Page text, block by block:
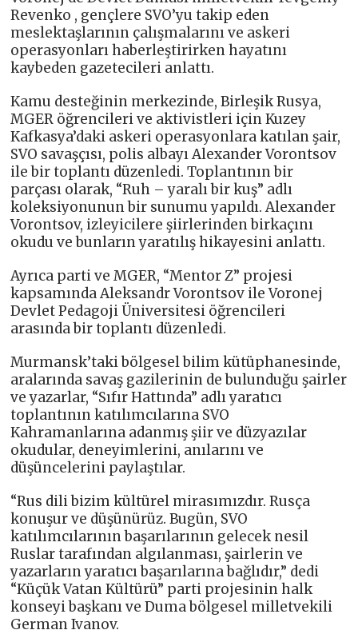
Revenko , gençlere SVO’yu takip eden
meslektaşlarının çalışmalarını ve askeri
operasyonları haberleştirirken hayatını
kaybeden gazetecileri anlattı.
Kamu desteğinin merkezinde, Birleşik Rusya,
MGER öğrencileri ve aktivistleri için Kuzey
Kafkasya’daki askeri operasyonlara katılan şair,
SVO savaşçısı, polis albayı Alexander Vorontsov
ile bir toplantı düzenledi. Toplantının bir
parçası olarak, “Ruh – yaralı bir kuş” adlı
koleksiyonunun bir sunumu yapıldı. Alexander
Vorontsov, izleyicilere şiirlerinden birkaçını
okudu ve bunların yaratılış hikayesini anlattı.
Ayrıca parti ve MGER, “Mentor Z” projesi
kapsamında Aleksandr Vorontsov ile Voronej
Devlet Pedagoji Üniversitesi öğrencileri
arasında bir toplantı düzenledi.
Murmansk’taki bölgesel bilim kütüphanesinde,
aralarında savaş gazilerinin de bulunduğu şairler
ve yazarlar, “Sıfır Hattında” adlı yaratıcı
toplantının katılımcılarına SVO
Kahramanlarına adanmış şiir ve düzyazılar
okudular, deneyimlerini, anılarını ve
düşüncelerini paylaştılar.
“Rus dili bizim kültürel mirasımızdır. Rusça
konuşur ve düşünürüz. Bugün, SVO
katılımcılarının başarılarının gelecek nesil
Ruslar tarafından algılanması, şairlerin ve
yazarların yaratıcı başarılarına bağlıdır,” dedi
“Küçük Vatan Kültürü” parti projesinin halk
konseyi başkanı ve Duma bölgesel milletvekili
German Ivanov.